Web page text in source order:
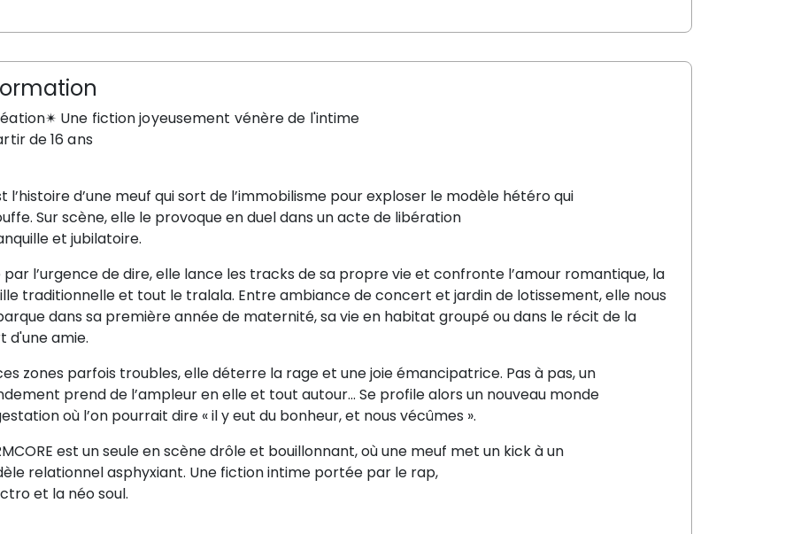
Une fiction joyeusement vénère de l'intime
de 16 ans
l’histoire d’une meuf qui sort de l’immobilisme pour exploser le modèle hétéro qui
Sur scène, elle le provoque en duel dans un acte de libération
et jubilatoire.
par l’urgence de dire, elle lance les tracks de sa propre vie et confronte l’amour romantique, la
traditionnelle et tout le tralala. Entre ambiance de concert et jardin de lotissement, elle nous
dans sa première année de maternité, sa vie en habitat groupé ou dans le récit de la
d'une amie.
zones parfois troubles, elle déterre la rage et une joie émancipatrice. Pas à pas, un
prend de l’ampleur en elle et tout autour... Se profile alors un nouveau monde
où l’on pourrait dire « il y eut du bonheur, et nous vécûmes ».
est un seule en scène drôle et bouillonnant, où une meuf met un kick à un
relationnel asphyxiant. Une fiction intime portée par le rap,
et la néo soul.